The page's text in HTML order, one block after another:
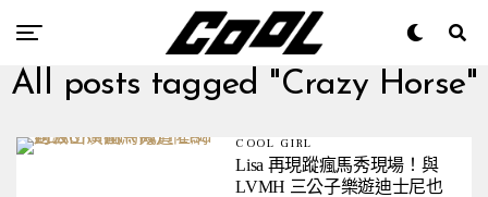
All posts tagged "Crazy Horse"
COOL GIRL
Lisa 再現蹤瘋馬秀現場！與
LVMH 三公子樂遊迪士尼也